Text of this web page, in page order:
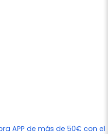
APP de más de 50€ con el